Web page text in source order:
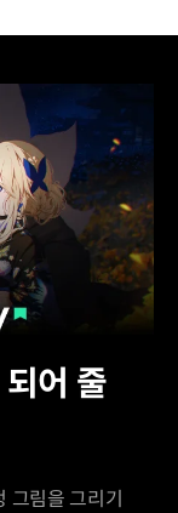
어 줄
그림을 그리기